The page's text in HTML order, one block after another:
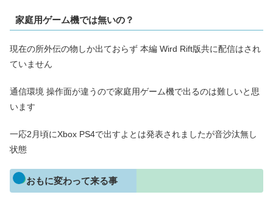
家庭用ゲーム機では無いの？
現在の所外伝の物しか出ておらず 本編 Wird Rift版共に配信はされ
ていません
通信環境 操作面が違うので家庭用ゲーム機で出るのは難しいと思
います
一応2月頃にXbox PS4で出すよとは発表されましたが音沙汰無し
状態
おもに変わって来る事